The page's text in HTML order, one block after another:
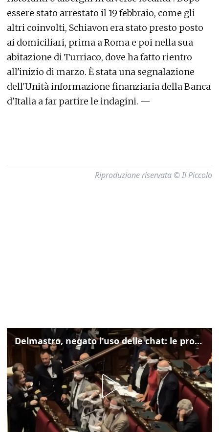
essere stato arrestato il 19 febbraio, come gli
altri coinvolti, Schiavon era stato presto posto
ai domiciliari, prima a Roma e poi nella sua
abitazione di Turriaco, dove ha fatto rientro
all'inizio di marzo. È stata una segnalazione
dell'Unità informazione finanziaria della Banca
d'Italia a far partire le indagini. —
Riproduzione riservata © Il Piccolo
Delmastro, negato l'uso delle chat: le proteste di Avs e M5s